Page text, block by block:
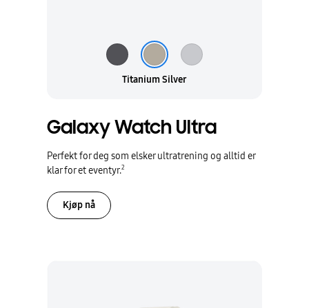
Galaxy Watch Ultra
Perfekt for deg som elsker ultratrening og alltid er
klar for et eventyr.2
Kjøp nå
Titanium Silver